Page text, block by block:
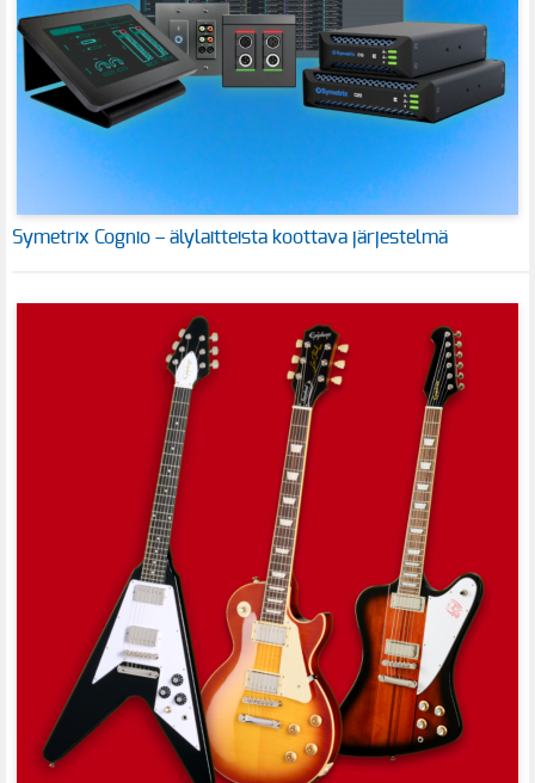
Symetrix Cognio – älylaitteista koottava järjestelmä